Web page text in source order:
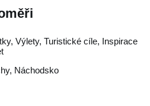
Výlety, Turistické cíle, Inspirace
, Náchodsko